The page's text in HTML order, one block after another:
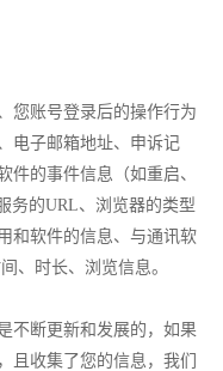
您账号登录后的操作行为
电子邮箱地址、申诉记
件的事件信息（如重启、
务的URL、浏览器的类型
和软件的信息、与通讯软
、时长、浏览信息。
不断更新和发展的，如果
且收集了您的信息，我们